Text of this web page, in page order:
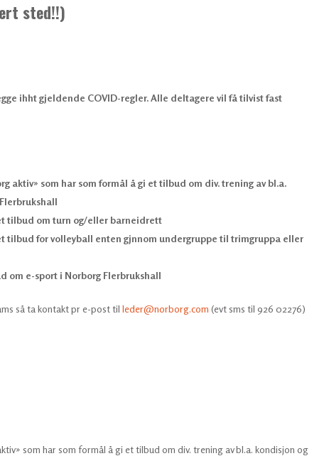
sted!!)
ihht gjeldende COVID-regler. Alle deltagere vil få tilvist fast
aktiv» som har som formål å gi et tilbud om div. trening av bl.a.
tilbud om turn og/eller barneidrett
tilbud for volleyball enten gjnnom undergruppe til trimgruppa eller
om e-sport i Norborg Flerbrukshall
så ta kontakt pr e-post til leder@norborg.com (evt sms til 926 02276)
som har som formål å gi et tilbud om div. trening av bl.a. kondisjon og